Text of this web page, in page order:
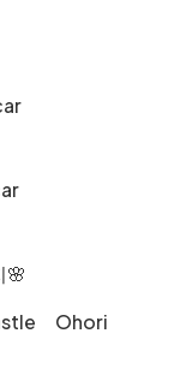
Ohori